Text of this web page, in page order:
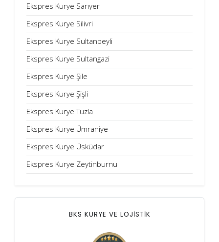
Ekspres Kurye Sarıyer
Ekspres Kurye Silivri
Ekspres Kurye Sultanbeyli
Ekspres Kurye Sultangazi
Ekspres Kurye Şile
Ekspres Kurye Şişli
Ekspres Kurye Tuzla
Ekspres Kurye Ümraniye
Ekspres Kurye Üsküdar
Ekspres Kurye Zeytinburnu
BKS KURYE VE LOJİSTİK